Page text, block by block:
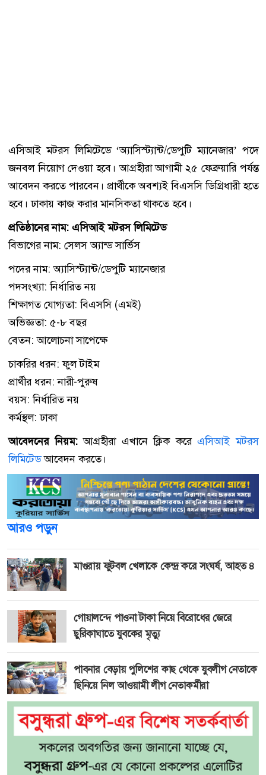
এসিআই মটরস লিমিটেডে ‘অ্যাসিস্ট্যান্ট/ডেপুটি ম্যানেজার’ পদে
জনবল নিয়োগ দেওয়া হবে। আগ্রহীরা আগামী ২৫ ফেব্রুয়ারি পর্যন্ত
আবেদন করতে পারবেন। প্রার্থীকে অবশ্যই বিএসসি ডিগ্রিধারী হতে
হবে। ঢাকায় কাজ করার মানসিকতা থাকতে হবে।
প্রতিষ্ঠানের নাম: এসিআই মটরস লিমিটেড
বিভাগের নাম: সেলস অ্যান্ড সার্ভিস
পদের নাম: অ্যাসিস্ট্যান্ট/ডেপুটি ম্যানেজার
পদসংখ্যা: নির্ধারিত নয়
শিক্ষাগত যোগ্যতা: বিএসসি (এমই)
অভিজ্ঞতা: ৫-৮ বছর
বেতন: আলোচনা সাপেক্ষে
চাকরির ধরন: ফুল টাইম
প্রার্থীর ধরন: নারী-পুরুষ
বয়স: নির্ধারিত নয়
কর্মস্থল: ঢাকা
আবেদনের নিয়ম:আগ্রহীরা এখানে ক্লিক করেএসিআই মটরস
লিমিটেডআবেদন করতে।
আরও পড়ুন
মাগুরায় ফুটবল খেলাকে কেন্দ্র করে সংঘর্ষ, আহত ৪
গোয়ালন্দে পাওনা টাকা নিয়ে বিরোধের জেরে
ছুরিকাঘাতে যুবকের মৃত্যু
পাবনার বেড়ায় পুলিশের কাছ থেকে যুবলীগ নেতাকে
ছিনিয়ে নিল আওয়ামী লীগ নেতাকর্মীরা